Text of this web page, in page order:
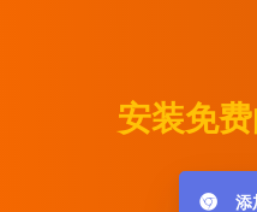
安装免
添